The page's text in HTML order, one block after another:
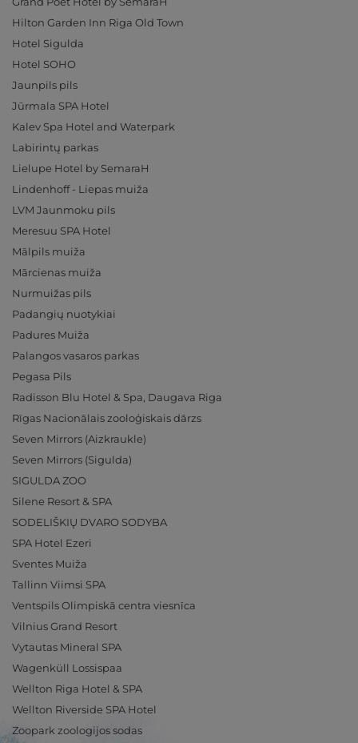
Hilton Garden Inn Riga Old Town
Hotel Sigulda
Hotel SOHO
Jaunpils pils
Jūrmala SPA Hotel
Kalev Spa Hotel and Waterpark
Labirintų parkas
Lielupe Hotel by SemaraH
Lindenhoff - Liepas muiža
LVM Jaunmoku pils
Meresuu SPA Hotel
Mālpils muiža
Mārcienas muiža
Nurmuižas pils
Padangių nuotykiai
Padures Muiža
Palangos vasaros parkas
Pegasa Pils
Radisson Blu Hotel & Spa, Daugava Riga
Rīgas Nacionālais zooloģiskais dārzs
Seven Mirrors (Aizkraukle)
Seven Mirrors (Sigulda)
SIGULDA ZOO
Silene Resort & SPA
SODELIŠKIŲ DVARO SODYBA
SPA Hotel Ezeri
Sventes Muiža
Tallinn Viimsi SPA
Ventspils Olimpiskā centra viesnīca
Vilnius Grand Resort
Vytautas Mineral SPA
Wagenküll Lossispaa
Wellton Riga Hotel & SPA
Wellton Riverside SPA Hotel
Zoopark zoologijos sodas